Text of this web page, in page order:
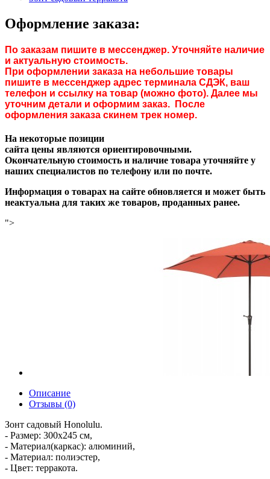
Оформление заказа:
По заказам пишите в мессенджер. Уточняйте наличие
и актуальную стоимость.
При оформлении заказа на небольшие товары
пишите в мессенджер адрес терминала СДЭК, ваш
телефон и ссылку на товар (можно фото). Далее мы
уточним детали и оформим заказ. После
оформления заказа скинем трек номер.
На некоторые позиции
сайта цены являются ориентировочными.
Окончательную стоимость и наличие товара уточняйте у
наших специалистов по телефону или по почте.
Информация о товарах на сайте обновляется и может быть
неактуальна для таких же товаров, проданных ранее.
">
Описание
Отзывы (0)
Зонт садовый Honolulu.
- Размер: 300х245 см,
- Материал(каркас): алюминий,
- Материал: полиэстер,
- Цвет: терракота.